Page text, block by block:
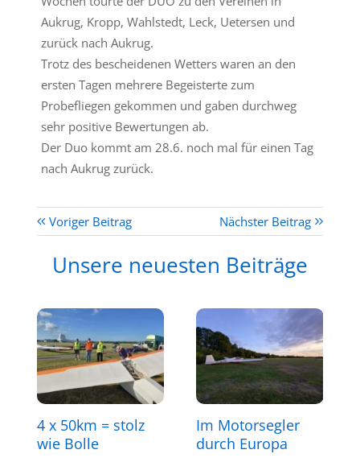
Aukrug, Kropp, Wahlstedt, Leck, Uetersen und
zurück nach Aukrug.
Trotz des bescheidenen Wetters waren an den
ersten Tagen mehrere Begeisterte zum
Probefliegen gekommen und gaben durchweg
sehr positive Bewertungen ab.
Der Duo kommt am 28.6. noch mal für einen Tag
nach Aukrug zurück.
Voriger Beitrag Nächster Beitrag
Unsere neuesten Beiträge
4 x 50km = stolz
wie Bolle
Im Motorsegler
durch Europa